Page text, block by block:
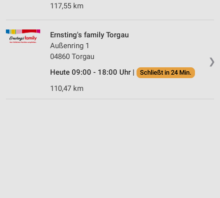
117,55 km
❯
Ernsting's family Torgau
Außenring 1
04860 Torgau
Heute 09:00 - 18:00 Uhr |
Schließt in 24 Min.
110,47 km